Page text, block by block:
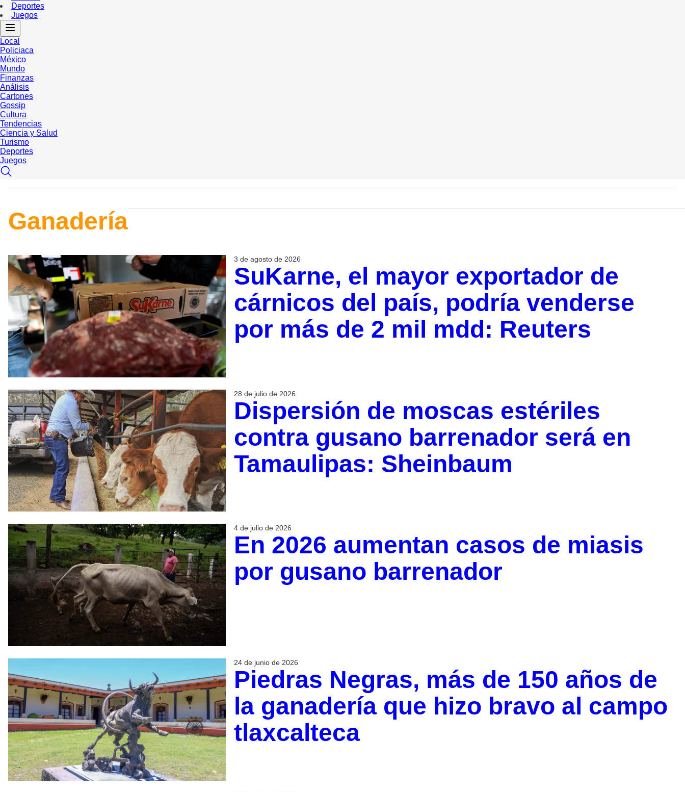
Deportes
Juegos
Local
Policiaca
México
Mundo
Finanzas
Análisis
Cartones
Gossip
Cultura
Tendencias
Ciencia y Salud
Turismo
Deportes
Juegos
Ganadería
3 de agosto de 2026
SuKarne, el mayor exportador de
cárnicos del país, podría venderse
por más de 2 mil mdd: Reuters
28 de julio de 2026
Dispersión de moscas estériles
contra gusano barrenador será en
Tamaulipas: Sheinbaum
4 de julio de 2026
En 2026 aumentan casos de miasis
por gusano barrenador
24 de junio de 2026
Piedras Negras, más de 150 años de
la ganadería que hizo bravo al campo
tlaxcalteca